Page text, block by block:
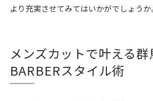
より充実させてみてはいかがでしょうか
メンズカットで叶える
BARBERスタイル術